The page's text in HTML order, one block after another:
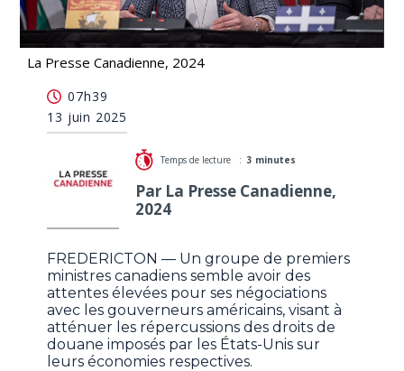
La Presse Canadienne, 2024
gouverneurs de la Nouvelle-Angleterre
07h39
13 juin 2025
Temps de lecture :3 minutes
Par La Presse Canadienne,
2024
FREDERICTON — Un groupe de premiers
ministres canadiens semble avoir des
attentes élevées pour ses négociations
avec les gouverneurs américains, visant à
atténuer les répercussions des droits de
douane imposés par les États-Unis sur
leurs économies respectives.